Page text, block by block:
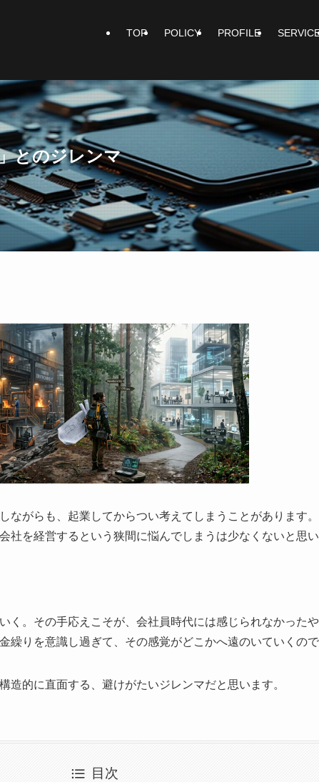
TOP POLICY PROFILE
とのジレンマ
がらも、起業してからつい考えてしまうことがあります。
を経営するという狭間に悩んでしまうは少なくないと思い
く。その手応えこそが、会社員時代には感じられなかった
りを意識し過ぎて、その感覚がどこかへ遠のいていくので
的に直面する、避けがたいジレンマだと思います。
目次